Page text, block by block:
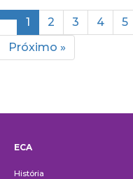
Paginação
Página
atual
1 Página
2 Página
3 Página
4 5
Última
página
Próximo »
ECA
História